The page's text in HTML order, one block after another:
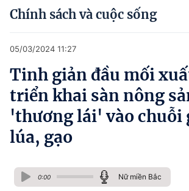
Danh mục
Tham vấn chính sách
Người dân góp ý
Doanh nghiệp hiến kế
Hướng dẫn thực hiện chính sách
Chính sách và cuộc sống
05/03/2024 11:27
Tinh giản đầu mối
triển khai sàn nông
'thương lái' vào chuỗi
lúa, gạo
0:00 Nữ miền Bắc